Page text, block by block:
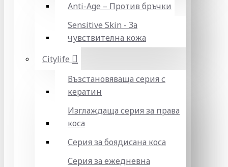
Anti-Age – Против бръчки
Sensitive Skin - За
чувствителна кожа
Citylife
Възстановяваща серия с
кератин
Изглаждаща серия за права
коса
Серия за боядисана коса
Серия за ежедневна